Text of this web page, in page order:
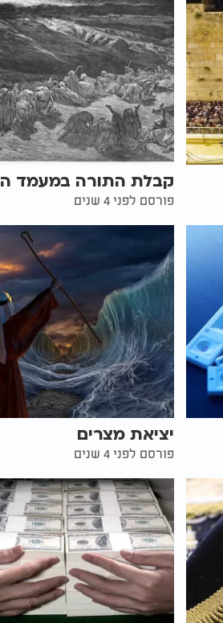
קבלת התורה במעמד
פורסם לפני 4 שנים
יציאת מצרים
פורסם לפני 4 שנים